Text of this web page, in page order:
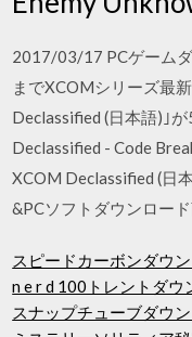
2017/03/17 PCゲーム
までXCOMシリーズ最
Declassified (日本語)｣
Declassified - Code
XCOM Declassified (日
&PCソフトダウンロー
スピードカーボンダウ
n e r d 100トレントダウ
スナップチューブダウ